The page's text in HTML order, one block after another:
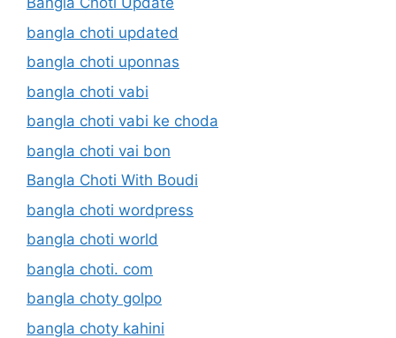
bangla choti updated
bangla choti uponnas
bangla choti vabi
bangla choti vabi ke choda
bangla choti vai bon
Bangla Choti With Boudi
bangla choti wordpress
bangla choti world
bangla choti. com
bangla choty golpo
bangla choty kahini